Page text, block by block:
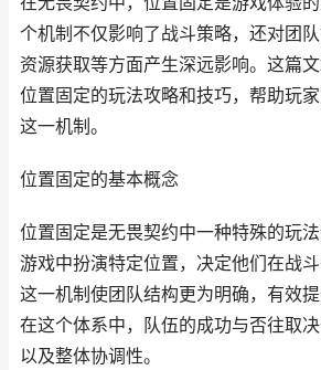
个机制不仅影响了战斗策略，还对团
资源获取等方面产生深远影响。这篇
位置固定的玩法攻略和技巧，帮助玩
这一机制。
位置固定的基本概念
位置固定是无畏契约中一种特殊的玩
游戏中扮演特定位置，决定他们在战斗
这一机制使团队结构更为明确，有效提
在这个体系中，队伍的成功与否往取
以及整体协调性。